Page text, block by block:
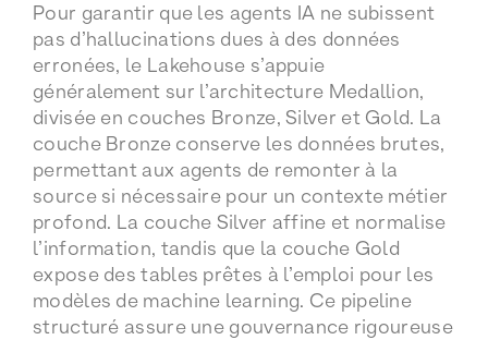
Pour garantir que les agents IA ne subissent
pas d’hallucinations dues à des données
erronées, le Lakehouse s’appuie
généralement sur l’architecture Medallion,
divisée en couches Bronze, Silver et Gold. La
couche Bronze conserve les données brutes,
permettant aux agents de remonter à la
source si nécessaire pour un contexte métier
profond. La couche Silver affine et normalise
l’information, tandis que la couche Gold
expose des tables prêtes à l’emploi pour les
modèles de machine learning. Ce pipeline
structuré assure une gouvernance rigoureuse